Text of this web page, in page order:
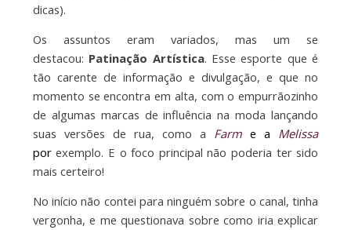
dicas).
Os assuntos eram variados, mas um se
destacou: Patinação Artística. Esse esporte que é
tão carente de informação e divulgação, e que no
momento se encontra em alta, com o empurrãozinho
de algumas marcas de influência na moda lançando
suas versões de rua, como a Farm e a Melissa
porexemplo. E o foco principal não poderia ter sido
mais certeiro!
No início não contei para ninguém sobre o canal, tinha
vergonha, e me questionava sobre como iria explicar